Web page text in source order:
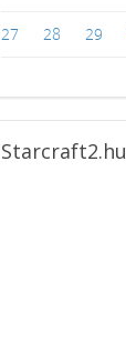
27 28 29
Starcraft2.hu